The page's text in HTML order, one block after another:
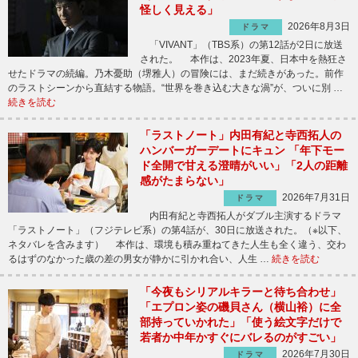
怪しく見える」
ドラマ
2026年8月3日
「VIVANT」（TBS系）の第12話が2日に放送
された。 本作は、2023年夏、日本中を熱狂さ
せたドラマの続編。乃木憂助（堺雅人）の冒険には、まだ続きがあった。前作
のラストシーンから直結する物語。“世界を巻き込む大きな渦”が、ついに別 …
続きを読む
「ラストノート」内田有紀と寺西拓人の
ハンバーガーデートにキュン 「年下モー
ド全開で甘える澄晴がいい」「2人の距離
感がたまらない」
ドラマ
2026年7月31日
内田有紀と寺西拓人がダブル主演するドラマ
「ラストノート」（フジテレビ系）の第4話が、30日に放送された。（※以下、
ネタバレを含みます） 本作は、環境も積み重ねてきた人生も全く違う、交わ
るはずのなかった歳の差の男女が静かに引かれ合い、人生 … 続きを読む
「今夜もシリアルキラーと待ち合わせ」
「エプロン姿の磯貝さん（横山裕）に全
部持っていかれた」「使う絵文字だけで
若者か中年かすぐにバレるのがすごい」
ドラマ 2026年7月30日